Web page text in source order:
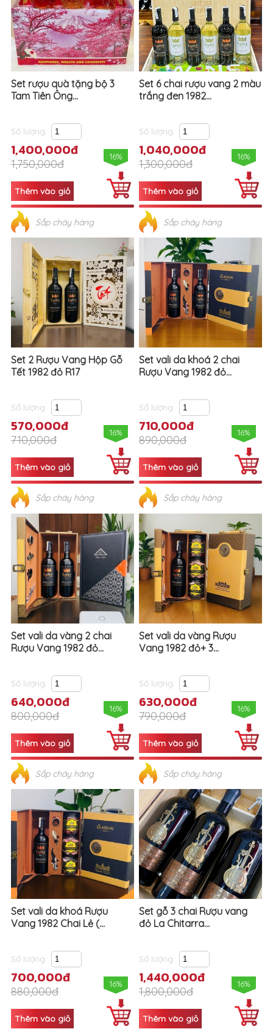
Set rượu quà tặng bộ 3
Tam Tiên Ông...
Số lượng
1,400,000đ
1,750,000đ
16%
Sắp cháy hàng
Set 6 chai rượu vang 2 màu
trắng đen 1982...
Số lượng
1,040,000đ
1,300,000đ
16%
Sắp cháy hàng
Set 2 Rượu Vang Hộp Gỗ
Tết 1982 đỏ R17
Số lượng
570,000đ
710,000đ
16%
Sắp cháy hàng
Set vali da khoá 2 chai
Rượu Vang 1982 đỏ...
Số lượng
710,000đ
890,000đ
16%
Sắp cháy hàng
Set vali da vàng 2 chai
Rượu Vang 1982 đỏ...
Số lượng
640,000đ
800,000đ
16%
Sắp cháy hàng
Set vali da vàng Rượu
Vang 1982 đỏ+ 3...
Số lượng
630,000đ
790,000đ
16%
Sắp cháy hàng
Set vali da khoá Rượu
Vang 1982 Chai Lẻ (...
Số lượng
700,000đ
880,000đ
16%
Set gỗ 3 chai Rượu vang
đỏ La Chitarra...
Số lượng
1,440,000đ
1,800,000đ
16%